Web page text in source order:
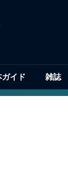
ガイド 雑誌